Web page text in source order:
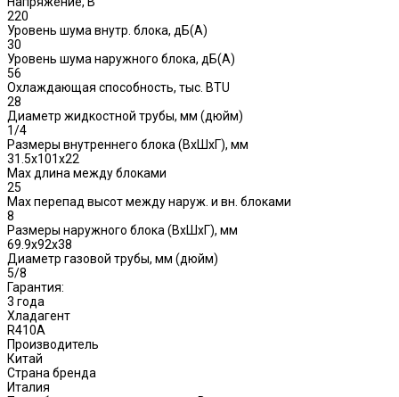
220
Уровень шума внутр. блока, дБ(А)
30
Уровень шума наружного блока, дБ(A)
56
Охлаждающая способность, тыс. BTU
28
Диаметр жидкостной трубы, мм (дюйм)
1/4
Размеры внутреннего блока (ВхШхГ), мм
31.5х101х22
Max длина между блоками
25
Max перепад высот между наруж. и вн. блоками
8
Размеры наружного блока (ВхШхГ), мм
69.9х92х38
Диаметр газовой трубы, мм (дюйм)
5/8
Гарантия:
3 года
Хладагент
R410A
Производитель
Китай
Страна бренда
Италия